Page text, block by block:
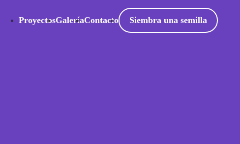
ProyectosGaleríaContacto Siembra una semilla